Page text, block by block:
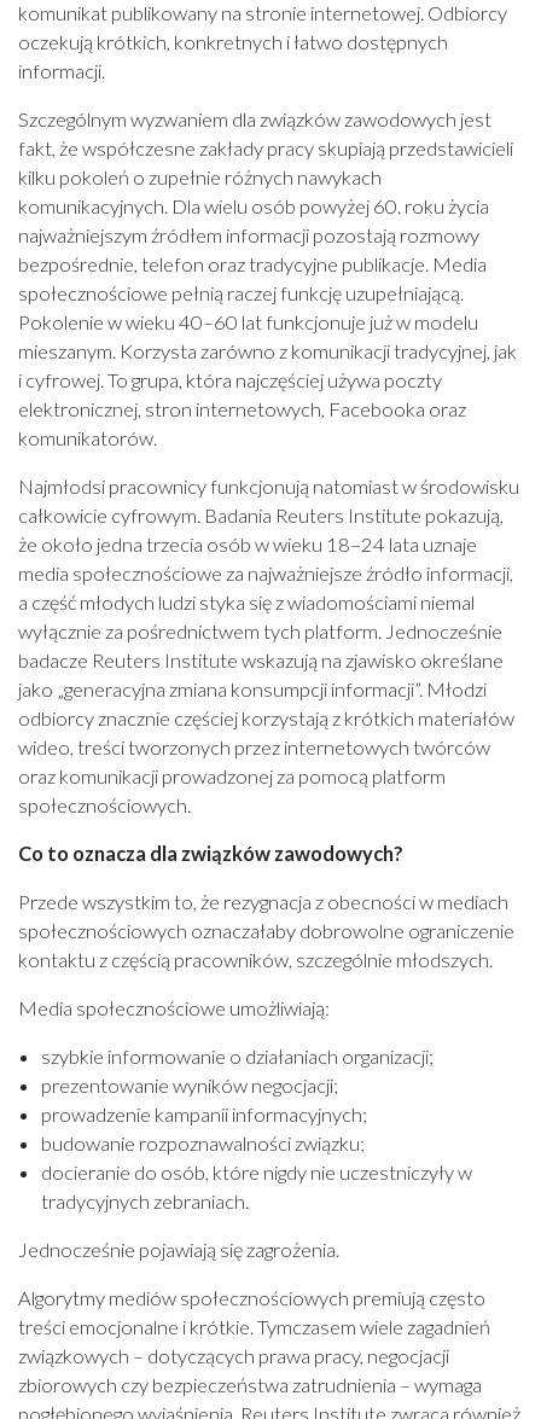
komunikat publikowany na stronie internetowej. Odbiorcy
oczekują krótkich, konkretnych i łatwo dostępnych
informacji.
Szczególnym wyzwaniem dla związków zawodowych jest
fakt, że współczesne zakłady pracy skupiają przedstawicieli
kilku pokoleń o zupełnie różnych nawykach
komunikacyjnych. Dla wielu osób powyżej 60. roku życia
najważniejszym źródłem informacji pozostają rozmowy
bezpośrednie, telefon oraz tradycyjne publikacje. Media
społecznościowe pełnią raczej funkcję uzupełniającą.
Pokolenie w wieku 40–60 lat funkcjonuje już w modelu
mieszanym. Korzysta zarówno z komunikacji tradycyjnej, jak
i cyfrowej. To grupa, która najczęściej używa poczty
elektronicznej, stron internetowych, Facebooka oraz
komunikatorów.
Najmłodsi pracownicy funkcjonują natomiast w środowisku
całkowicie cyfrowym. Badania Reuters Institute pokazują,
że około jedna trzecia osób w wieku 18–24 lata uznaje
media społecznościowe za najważniejsze źródło informacji,
a część młodych ludzi styka się z wiadomościami niemal
wyłącznie za pośrednictwem tych platform. Jednocześnie
badacze Reuters Institute wskazują na zjawisko określane
jako „generacyjna zmiana konsumpcji informacji”. Młodzi
odbiorcy znacznie częściej korzystają z krótkich materiałów
wideo, treści tworzonych przez internetowych twórców
oraz komunikacji prowadzonej za pomocą platform
społecznościowych.
Co to oznacza dla związków zawodowych?
Przede wszystkim to, że rezygnacja z obecności w mediach
społecznościowych oznaczałaby dobrowolne ograniczenie
kontaktu z częścią pracowników, szczególnie młodszych.
Media społecznościowe umożliwiają:
szybkie informowanie o działaniach organizacji;
prezentowanie wyników negocjacji;
prowadzenie kampanii informacyjnych;
budowanie rozpoznawalności związku;
docieranie do osób, które nigdy nie uczestniczyły w
tradycyjnych zebraniach.
Jednocześnie pojawiają się zagrożenia.
Algorytmy mediów społecznościowych premiują często
treści emocjonalne i krótkie. Tymczasem wiele zagadnień
związkowych – dotyczących prawa pracy, negocjacji
zbiorowych czy bezpieczeństwa zatrudnienia – wymaga
pogłębionego wyjaśnienia. Reuters Institute zwraca również